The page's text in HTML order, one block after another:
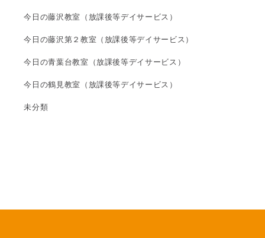
今日の藤沢教室（放課後等デイサービス）
今日の藤沢第２教室（放課後等デイサービス）
今日の青葉台教室（放課後等デイサービス）
今日の鶴見教室（放課後等デイサービス）
未分類